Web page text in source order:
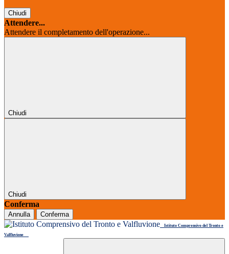
Chiudi
Attendere...
Attendere il completamento dell'operazione...
Chiudi
Chiudi
Conferma
Annulla Conferma
Istituto Comprensivo del Tronto e
Valfluvione